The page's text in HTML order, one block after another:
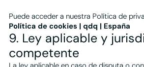
Puede acceder a nuestra Política de
Política de cookies | qdq | España
9. Ley aplicable y
competente